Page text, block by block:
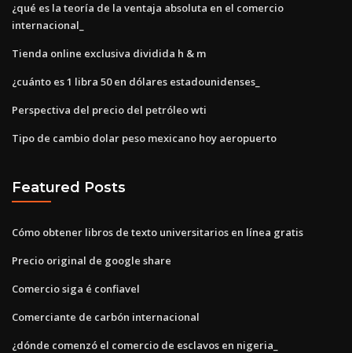
¿qué es la teoría de la ventaja absoluta en el comercio
internacional_
Tienda online exclusiva dividida h & m
¿cuánto es 1 libra 50 en dólares estadounidenses_
Perspectiva del precio del petróleo wti
Tipo de cambio dolar peso mexicano hoy aeropuerto
Featured Posts
Cómo obtener libros de texto universitarios en línea gratis
Precio original de google share
Comercio siga é confiavel
Comerciante de carbón internacional
¿dónde comenzó el comercio de esclavos en nigeria_